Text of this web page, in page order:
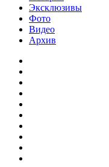
Эксклюзивы
Фото
Видео
Архив